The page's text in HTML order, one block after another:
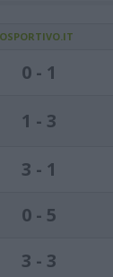
0 - 1
1 - 3
3 - 1
0 - 5
3 - 3